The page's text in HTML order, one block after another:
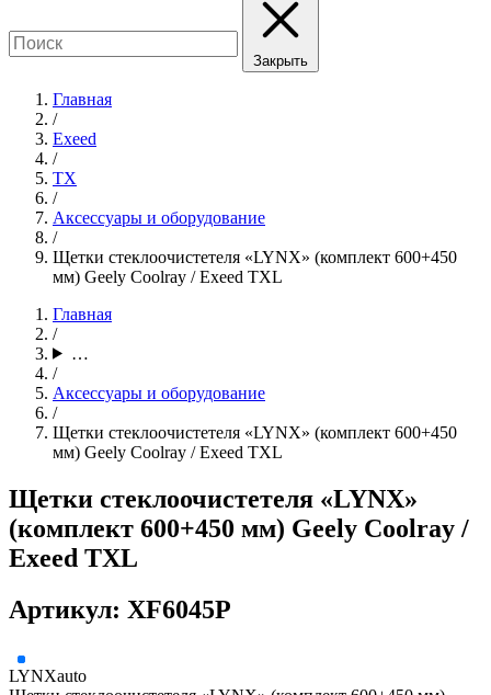
Закрыть
Главная
/
Exeed
/
TX
/
Аксессуары и оборудование
/
Щетки стеклоочистетеля «LYNX» (комплект 600+450
мм) Geely Coolray / Exeed TXL
Главная
/
…
/
Аксессуары и оборудование
/
Щетки стеклоочистетеля «LYNX» (комплект 600+450
мм) Geely Coolray / Exeed TXL
Щетки стеклоочистетеля «LYNX»
(комплект 600+450 мм) Geely Coolray /
Exeed TXL
Артикул: XF6045P
LYNXauto